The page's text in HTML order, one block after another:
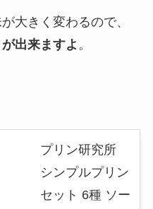
大きく変わるので、
出来ますよ 。
プリン研究所
シンプルプリン
セット 6種 ソー